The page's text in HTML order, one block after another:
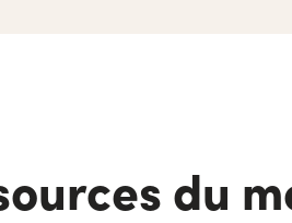
du